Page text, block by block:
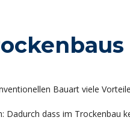
Bauart viele
Dadurch dass im Trockenbau